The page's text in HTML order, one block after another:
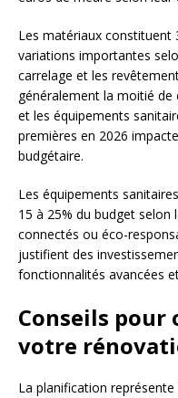
Les matériaux constituent
variations importantes
carrelage et les
généralement la moitié
et les équipements
premières en 2026
budgétaire.
Les équipements
15 à 25% du budget
connectés ou éco-
justifient des
fonctionnalités avancées
Conseils
votre
La planification représente